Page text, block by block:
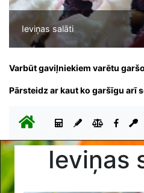
Ieviņas salāti
Varbūt gaviļniekiem varētu
Pārsteidz ar kaut ko garšīgu arī
Ieviņas